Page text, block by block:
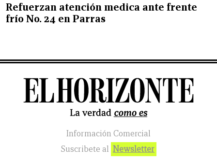
Refuerzan atención medica ante frente
frío No. 24 en Parras
Información Comercial
Suscribete al Newsletter